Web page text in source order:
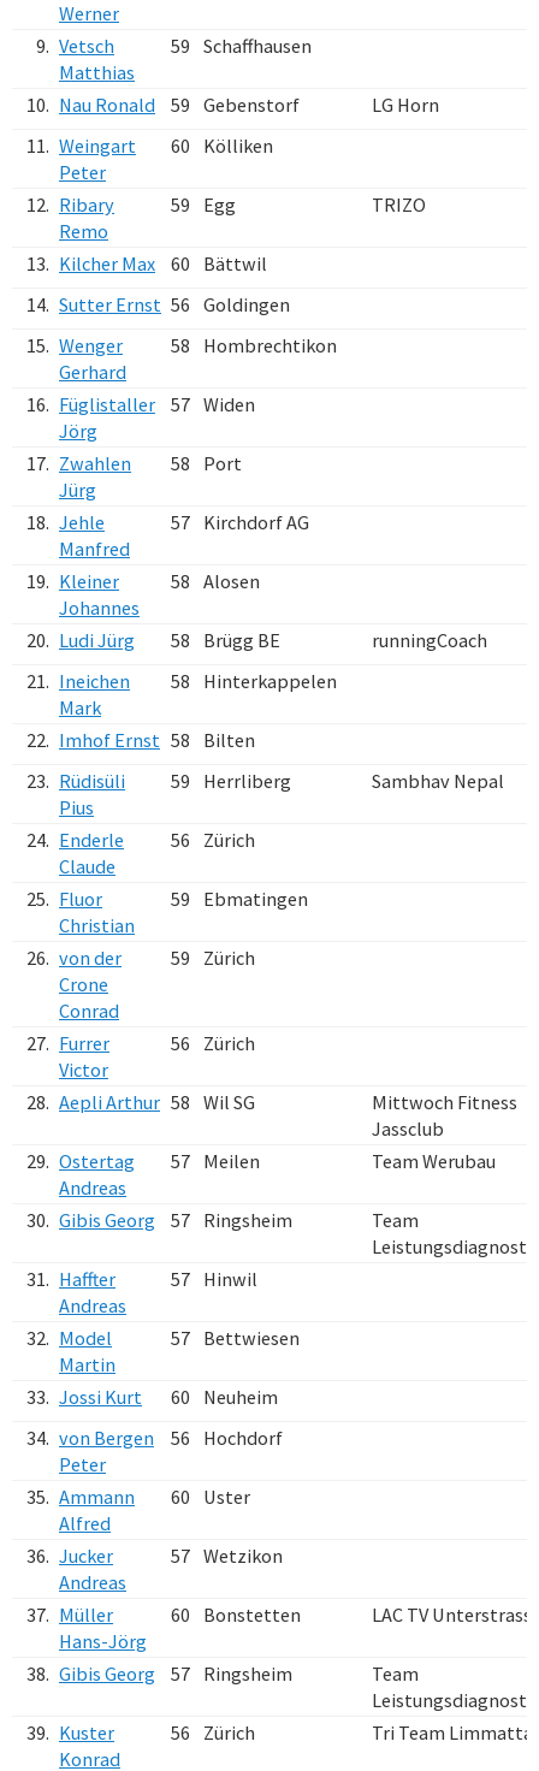
Werner
9. Vetsch
Matthias
59 Schaffhausen
10. Nau Ronald 59 Gebenstorf
LG Horn
11. Weingart
Peter
60 Kölliken
12. Ribary
Remo
59 Egg TRIZO
13. Kilcher Max 60
Bättwil
14. Sutter Ernst 56 Goldingen
15. Wenger
Gerhard
58 Hombrechtikon
16. Füglistaller
Jörg
57 Widen
17. Zwahlen
Jürg
58 Port
18. Jehle
Manfred
57 Kirchdorf AG
19. Kleiner
Johannes
58 Alosen
20. Ludi Jürg 58 Brügg BE
runningCoach
21. Ineichen
Mark
58 Hinterkappelen
22. Imhof Ernst 58
Bilten
23. Rüdisüli
Pius
59 Herrliberg Sambhav Nepal
24. Enderle
Claude
56 Zürich
25. Fluor
Christian
59 Ebmatingen
26. von der
Crone
Conrad
59 Zürich
27. Furrer
Victor
56 Zürich
28. Aepli Arthur 58 Wil SG
Mittwoch Fitness
Jassclub
29. Ostertag
Andreas
57 Meilen Team Werubau
30. Gibis Georg 57 Ringsheim
Team
31. Haffter
Andreas
57 Hinwil
32. Model
Martin
57 Bettwiesen
33. Jossi Kurt 60
Neuheim
34. von Bergen
Peter
56 Hochdorf
35. Ammann
Alfred
60 Uster
36. Jucker
Andreas
57 Wetzikon
37. Müller
Hans-Jörg
60 Bonstetten LAC TV Unterstrass
38. Gibis Georg 57 Ringsheim
Team
39. Kuster
Konrad
56 Zürich Tri Team Limmattal